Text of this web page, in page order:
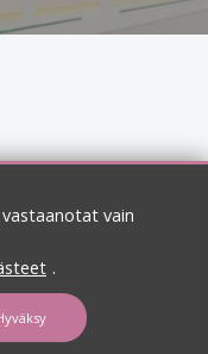
vain
.